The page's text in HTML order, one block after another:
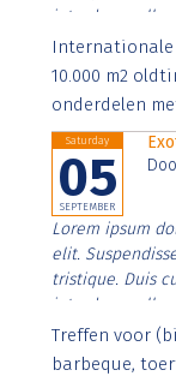
interdum nulla,
Aenean
imperdiet. Nunc
Internationale
10.000 m2
onderdelen
Saturday
05
SEPTEMBER
Lorem ipsum
elit.
tristique. Duis
interdum nulla,
Aenean
imperdiet.
Treffen voor
barbeque,